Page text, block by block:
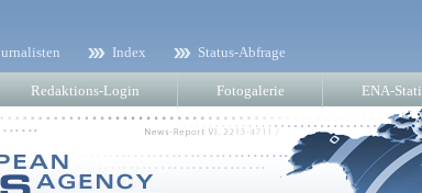
Index Status-Abfrage
Redaktions-Login Fotogalerie ENA-